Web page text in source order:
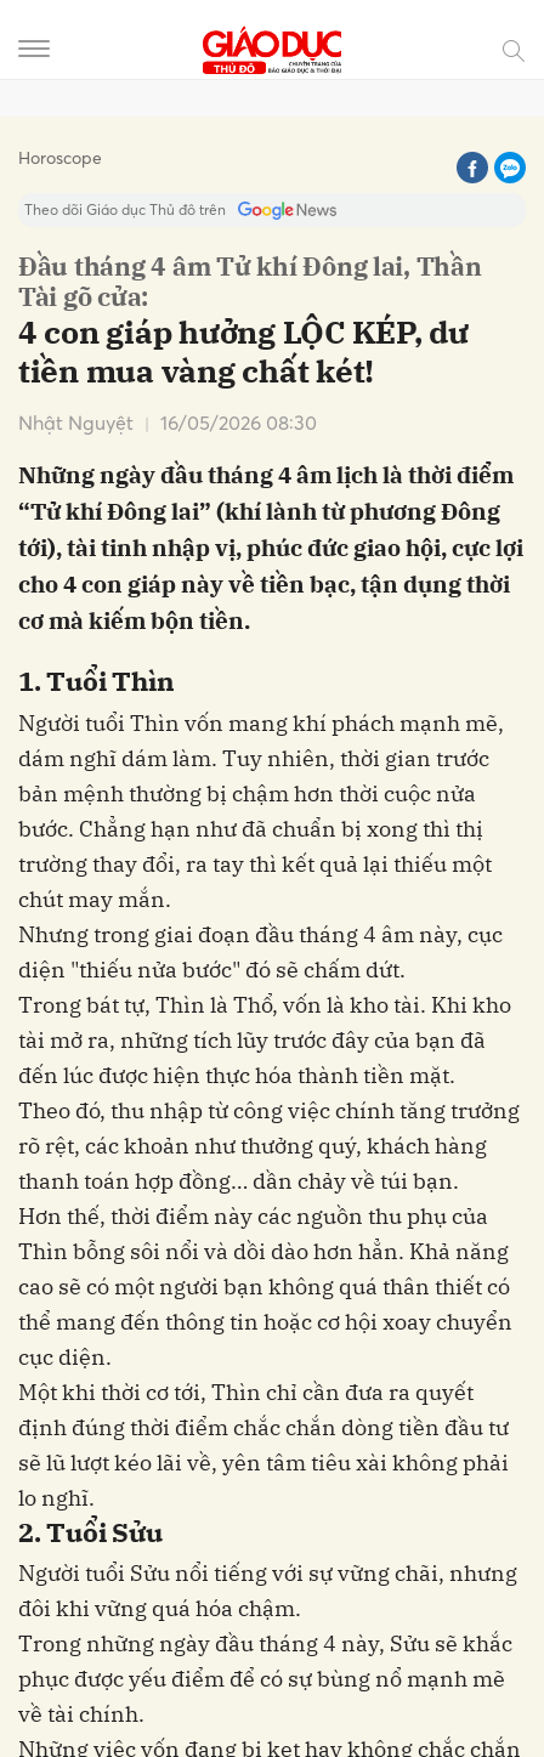
Horoscope
Theo dõi Giáo dục Thủ đô trên
Đầu tháng 4 âm Tử khí Đông lai, Thần
Tài gõ cửa:
4 con giáp hưởng LỘC KÉP, dư
tiền mua vàng chất két!
Nhật Nguyệt 16/05/2026 08:30
Những ngày đầu tháng 4 âm lịch là thời điểm
“Tử khí Đông lai” (khí lành từ phương Đông
tới), tài tinh nhập vị, phúc đức giao hội, cực lợi
cho 4 con giáp này về tiền bạc, tận dụng thời
cơ mà kiếm bộn tiền.
1. Tuổi Thìn
Người tuổi Thìn vốn mang khí phách mạnh mẽ,
dám nghĩ dám làm. Tuy nhiên, thời gian trước
bản mệnh thường bị chậm hơn thời cuộc nửa
bước. Chẳng hạn như đã chuẩn bị xong thì thị
trường thay đổi, ra tay thì kết quả lại thiếu một
chút may mắn.
Nhưng trong giai đoạn đầu tháng 4 âm này, cục
diện "thiếu nửa bước" đó sẽ chấm dứt.
Trong bát tự, Thìn là Thổ, vốn là kho tài. Khi kho
tài mở ra, những tích lũy trước đây của bạn đã
đến lúc được hiện thực hóa thành tiền mặt.
Theo đó, thu nhập từ công việc chính tăng trưởng
rõ rệt, các khoản như thưởng quý, khách hàng
thanh toán hợp đồng… dần chảy về túi bạn.
Hơn thế, thời điểm này các nguồn thu phụ của
Thìn bỗng sôi nổi và dồi dào hơn hẳn. Khả năng
cao sẽ có một người bạn không quá thân thiết có
thể mang đến thông tin hoặc cơ hội xoay chuyển
cục diện.
Một khi thời cơ tới, Thìn chỉ cần đưa ra quyết
định đúng thời điểm chắc chắn dòng tiền đầu tư
sẽ lũ lượt kéo lãi về, yên tâm tiêu xài không phải
lo nghĩ.
2. Tuổi Sửu
Người tuổi Sửu nổi tiếng với sự vững chãi, nhưng
đôi khi vững quá hóa chậm.
Trong những ngày đầu tháng 4 này, Sửu sẽ khắc
phục được yếu điểm để có sự bùng nổ mạnh mẽ
về tài chính.
Những việc vốn đang bị kẹt hay không chắc chắn